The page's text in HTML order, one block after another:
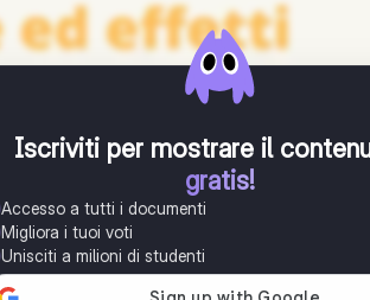
Iscriviti per mostrare il
gratis!
Accesso a tutti i documenti
Migliora i tuoi voti
Unisciti a milioni di studenti